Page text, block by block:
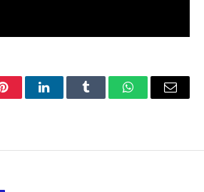
PinterestLinkedInTumblr WhatsAppEmail